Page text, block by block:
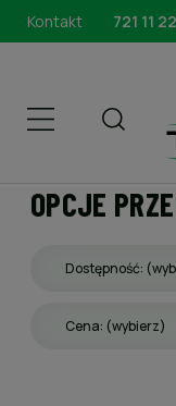
Kontakt 721 11
OPCJE
Dostępność:
Cena: (wybierz)